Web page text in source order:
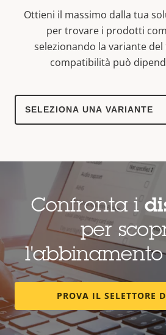
Ottieni il massimo dalla tua
per trovare i prodotti
selezionando la variante
compatibilità può
Select
product
Confronta i
per
l'abbinamento
PROVA IL SELETTORE